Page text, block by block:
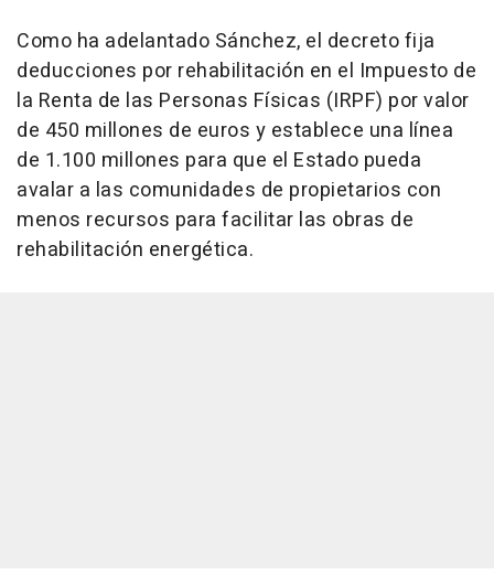
Como ha adelantado Sánchez, el decreto fija
deducciones por rehabilitación en el Impuesto de
la Renta de las Personas Físicas (IRPF) por valor
de 450 millones de euros y establece una línea
de 1.100 millones para que el Estado pueda
avalar a las comunidades de propietarios con
menos recursos para facilitar las obras de
rehabilitación energética.